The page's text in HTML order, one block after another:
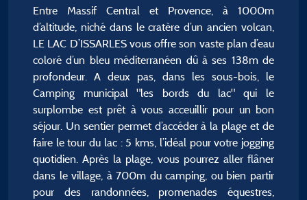
Entre Massif Central et Provence, à 1000m
d’altitude, niché dans le cratère d’un ancien volcan,
LE LAC D’ISSARLES vous offre son vaste plan d’eau
coloré d’un bleu méditerranéen dû à ses 138m de
profondeur. A deux pas, dans les sous-bois, le
Camping municipal "les bords du lac" qui le
surplombe est prêt à vous acceuillir pour un bon
séjour. Un sentier permet d’accéder à la plage et de
faire le tour du lac : 5 kms, l’idéal pour votre jogging
quotidien. Après la plage, vous pourrez aller flâner
dans le village, à 700m du camping, ou bien partir
pour des randonnées, promenades équestres,